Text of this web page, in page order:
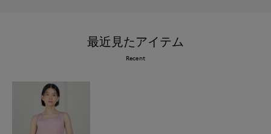
最近見たアイテム
Recent